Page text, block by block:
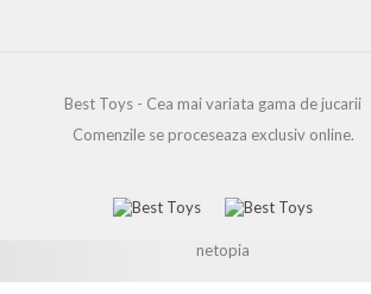
Best Toys - Cea mai variata gama de jucarii
Comenzile se proceseaza exclusiv online.